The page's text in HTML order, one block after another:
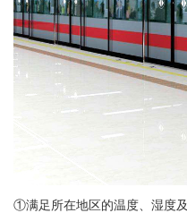
①满足所在地区的温度、湿度